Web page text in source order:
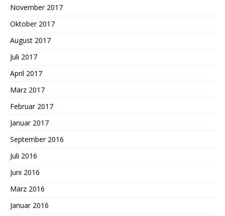
November 2017
Oktober 2017
August 2017
Juli 2017
April 2017
März 2017
Februar 2017
Januar 2017
September 2016
Juli 2016
Juni 2016
März 2016
Januar 2016